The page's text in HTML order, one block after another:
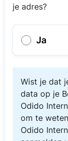
je adres?
Ja
Wist je dat
data op je
Odido
om te
Odido